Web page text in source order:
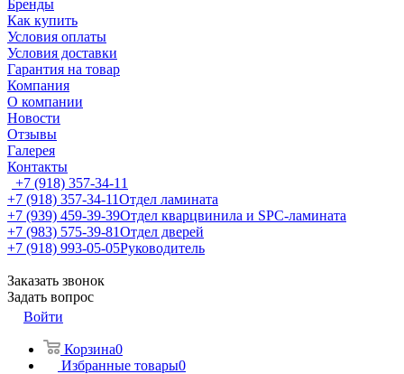
Бренды
Как купить
Условия оплаты
Условия доставки
Гарантия на товар
Компания
О компании
Новости
Отзывы
Галерея
Контакты
+7 (918) 357-34-11
+7 (918) 357-34-11Отдел ламината
+7 (939) 459-39-39Отдел кварцвинила и SPC-ламината
+7 (983) 575-39-81Отдел дверей
+7 (918) 993-05-05Руководитель
Заказать звонок
Задать вопрос
Войти
Корзина0
Избранные товары0